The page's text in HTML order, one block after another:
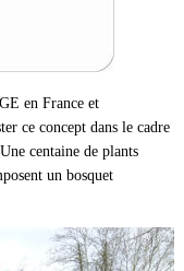
en France et
ce concept dans le cadre
centaine de plants
un bosquet